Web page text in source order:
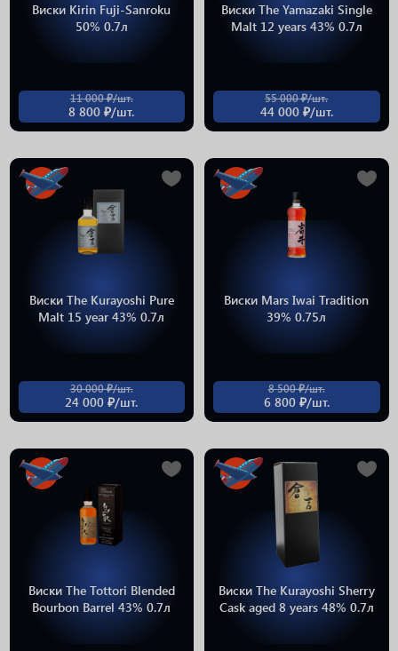
Виски Kirin Fuji-Sanroku
50% 0.7л
11 000 ₽/шт.
8 800 ₽/шт.
Виски The Yamazaki Single
Malt 12 years 43% 0.7л
55 000 ₽/шт.
44 000 ₽/шт.
Виски The Kurayoshi Pure
Malt 15 year 43% 0.7л
30 000 ₽/шт.
24 000 ₽/шт.
Виски Mars Iwai Tradition
39% 0.75л
8 500 ₽/шт.
6 800 ₽/шт.
Виски The Tottori Blended
Bourbon Barrel 43% 0.7л
Виски The Kurayoshi Sherry
Cask aged 8 years 48% 0.7л